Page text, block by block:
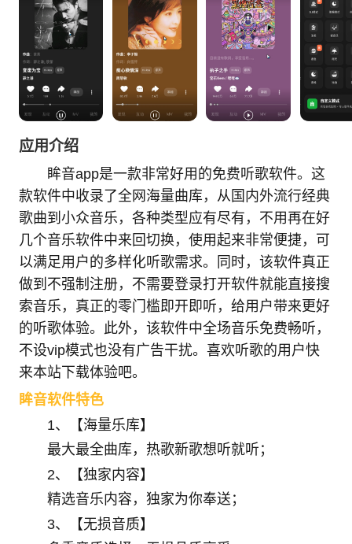
应用介绍
眸音app是一款非常好用的免费听歌软件。这
款软件中收录了全网海量曲库，从国内外流行经典
歌曲到小众音乐，各种类型应有尽有，不用再在好
几个音乐软件中来回切换，使用起来非常便捷，可
以满足用户的多样化听歌需求。同时，该软件真正
做到不强制注册，不需要登录打开软件就能直接搜
索音乐，真正的零门槛即开即听，给用户带来更好
的听歌体验。此外，该软件中全场音乐免费畅听，
不设vip模式也没有广告干扰。喜欢听歌的用户快
来本站下载体验吧。
眸音软件特色
1、【海量乐库】
最大最全曲库，热歌新歌想听就听；
2、【独家内容】
精选音乐内容，独家为你奉送；
3、【无损音质】